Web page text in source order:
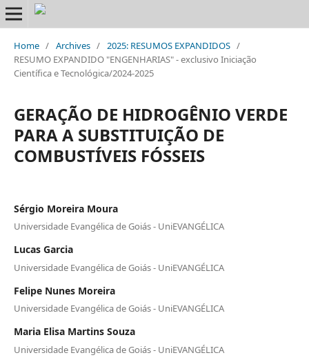
Home / Archives / 2025: RESUMOS EXPANDIDOS /
RESUMO EXPANDIDO "ENGENHARIAS" - exclusivo Iniciação
Científica e Tecnológica/2024-2025
GERAÇÃO DE HIDROGÊNIO VERDE
PARA A SUBSTITUIÇÃO DE
COMBUSTÍVEIS FÓSSEIS
Sérgio Moreira Moura
Universidade Evangélica de Goiás - UniEVANGÉLICA
Lucas Garcia
Universidade Evangélica de Goiás - UniEVANGÉLICA
Felipe Nunes Moreira
Universidade Evangélica de Goiás - UniEVANGÉLICA
Maria Elisa Martins Souza
Universidade Evangélica de Goiás - UniEVANGÉLICA